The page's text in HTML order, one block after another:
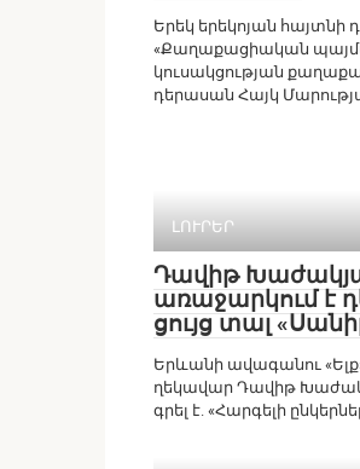
Երեկ երեկոյան հայտնի
«Քաղաքացիական
կուսակցության
դերասան Հայկ
ԼՈՒՐԵՐ
Դավիթ
առաջարկում է
ցույց տալ
Երևանի ավագանու
ղեկավար Դավիթ
գրել է. «Հարգելի